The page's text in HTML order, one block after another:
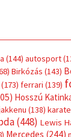
(144) autosport
Birkózás (143)
(173) ferrari (139)
Hosszú
(138) karate
(448) Lewis
Mercedes (244)